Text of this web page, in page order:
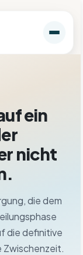
ein
nicht
die dem
die definitive
Zwischenzeit.